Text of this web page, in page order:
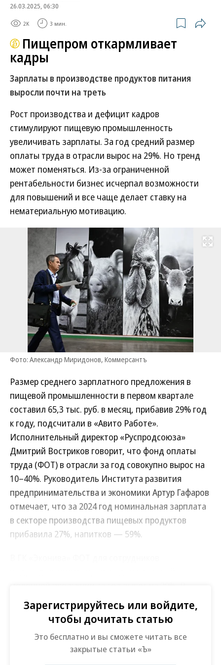
26.03.2025, 06:30
2K 3 мин.
Пищепром откармливает
кадры
Зарплаты в производстве продуктов питания
выросли почти на треть
Рост производства и дефицит кадров
стимулируют пищевую промышленность
увеличивать зарплаты. За год средний размер
оплаты труда в отрасли вырос на 29%. Но тренд
может поменяться. Из-за ограниченной
рентабельности бизнес исчерпал возможности
для повышений и все чаще делает ставку на
нематериальную мотивацию.
Развернуть
Фото: Александр Миридонов, Коммерсантъ
Размер среднего зарплатного предложения в
пищевой промышленности в первом квартале
составил 65,3 тыс. руб. в месяц, прибавив 29% год
к году, подсчитали в «Авито Работе».
Исполнительный директор «Руспродсоюза»
Дмитрий Востриков говорит, что фонд оплаты
труда (ФОТ) в отрасли за год совокупно вырос на
10–40%. Руководитель Института развития
предпринимательства и экономики Артур Гафаров
отмечает, что за 2024 год номинальная зарплата
в секторе производства пищевых продуктов
прибавила 27%, напитков — 59%.
Health & Nutrition средняя заработная плата за
прошлый год прибавила 16%. Глава агрохолдинга
«Лазаревское» Кристина Романовская говорит,
что за пять лет средняя зарплата в компании
выросла почти вдвое, до 74 тыс. руб. Аналитики
Зарегистрируйтесь или войдите,
чтобы дочитать статью
Это бесплатно и вы сможете читать все
закрытые статьи «Ъ»